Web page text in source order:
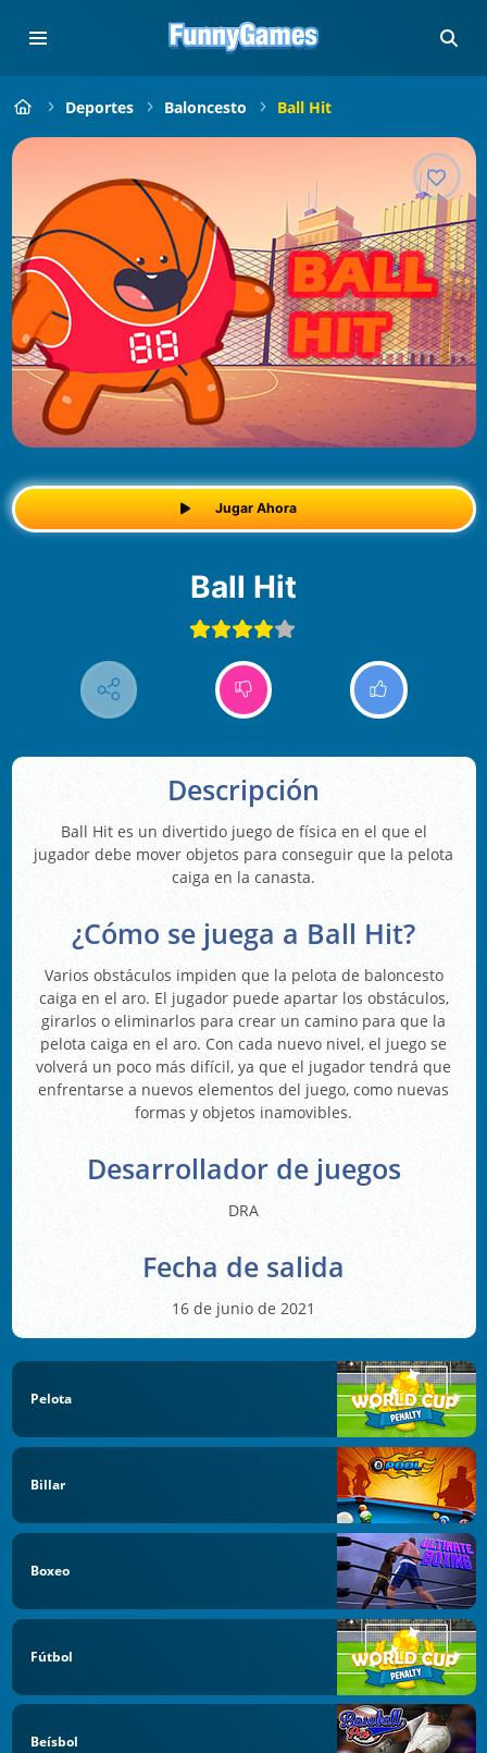
Deportes Baloncesto Ball Hit
Jugar Ahora
Ball Hit
Descripción
Ball Hit es un divertido juego de física en el que el
jugador debe mover objetos para conseguir que la pelota
caiga en la canasta.
¿Cómo se juega a Ball Hit?
Varios obstáculos impiden que la pelota de baloncesto
caiga en el aro. El jugador puede apartar los obstáculos,
girarlos o eliminarlos para crear un camino para que la
pelota caiga en el aro. Con cada nuevo nivel, el juego se
volverá un poco más difícil, ya que el jugador tendrá que
enfrentarse a nuevos elementos del juego, como nuevas
formas y objetos inamovibles.
Desarrollador de juegos
DRA
Fecha de salida
16 de junio de 2021
Pelota
Billar
Boxeo
Fútbol
Beísbol